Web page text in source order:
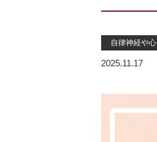
自律神経や心
2025.11.17